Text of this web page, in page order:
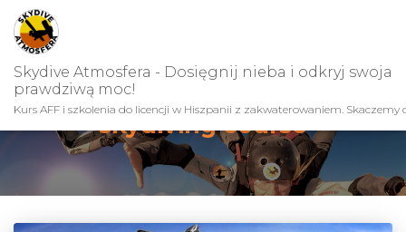
Skydive Atmosfera - Dosięgnij nieba i odkryj swoja
prawdziwą moc!
Kurs AFF i szkolenia do licencji w Hiszpanii z zakwaterowaniem. Skaczemy
skydiving course